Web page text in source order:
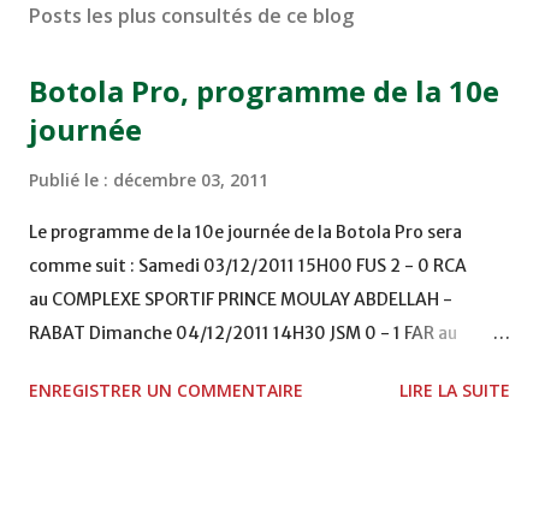
Posts les plus consultés de ce blog
Botola Pro, programme de la 10e
journée
Publié le : décembre 03, 2011
Le programme de la 10e journée de la Botola Pro sera
comme suit : Samedi 03/12/2011 15H00 FUS 2 - 0 RCA
au COMPLEXE SPORTIF PRINCE MOULAY ABDELLAH -
RABAT Dimanche 04/12/2011 14H30 JSM 0 - 1 FAR au
TERRAIN EL ABDI - EL JADIDA 16h30 OCK 0 - 1 HUSA
ENREGISTRER UN COMMENTAIRE LIRE LA SUITE